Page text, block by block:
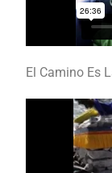
El Camino Es